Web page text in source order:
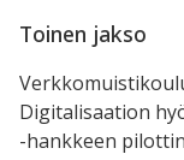
Toinen jakso
Digitalisaation
-hankkeen